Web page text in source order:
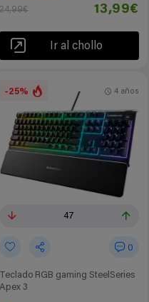
24,99€ 13,99€
Ir al chollo
-25%
47
0
Teclado RGB gaming SteelSeries
Apex 3
4 años